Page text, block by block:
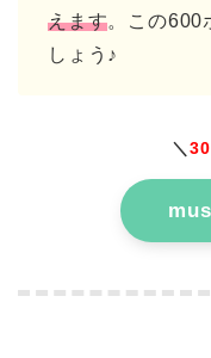
えます。この600
しょう♪
＼